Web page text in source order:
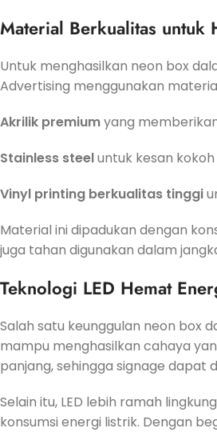
Material Berkualitas untuk
Untuk menghasilkan neon box
Advertising menggunakan
Akrilik premiumyang
Stainless steeluntuk kesan
Vinyl printing berkualitas tinggi
Material ini dipadukan dengan
juga tahan digunakan dalam
Teknologi LED Hemat
Salah satu keunggulan neon box
mampu menghasilkan cahaya
panjang, sehingga signage
Selain itu, LED lebih ramah
konsumsi energi listrik. Dengan